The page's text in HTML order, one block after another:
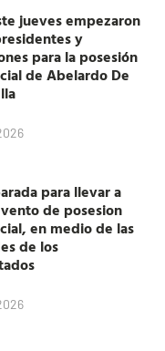
jueves empezaron
y
para la posesión
de Abelardo De
para llevar a
de posesion
en medio de las
de los